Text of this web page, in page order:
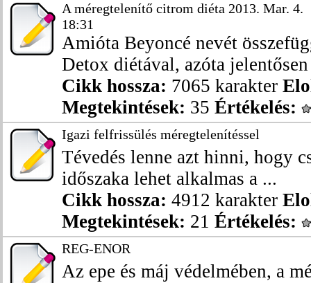
A méregtelenítő citrom diéta 2013. Mar. 4.
18:31
Amióta Beyoncé nevét
Detox diétával, azóta
Cikk hossza: 7065 karakter
Megtekintések: 35 Értékelés:
Igazi felfrissülés méregtelenítéssel
Tévedés lenne azt hinni, hogy
időszaka lehet alkalmas a ...
Cikk hossza: 4912 karakter
Megtekintések: 21 Értékelés:
REG-ENOR
Az epe és máj védelmében, a